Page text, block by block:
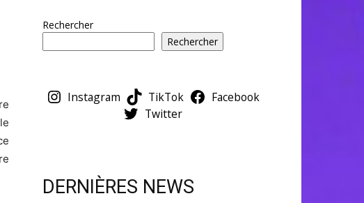
Rechercher
Rechercher
Instagram TikTok
Facebook
Twitter
DERNIÈRES NEWS